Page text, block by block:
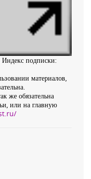
подписки:
материалов,
же обязательна
или на главную